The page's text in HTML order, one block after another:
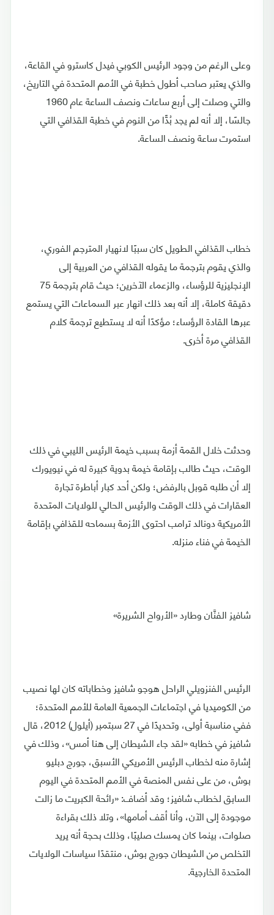
وعلى الرغم من وجود الرئيس الكوبي فيدل كاسترو في القاعة،
والذي يعتبر صاحب أطول خطبة في الأمم المتحدة في التاريخ،
والتي وصلت إلى أربع ساعات ونصف الساعة عام 1960
جالسًا، إلا أنه لم يجد بُدًّا من النوم في خطبة القذافي التي
استمرت ساعة ونصف الساعة.
خطاب القذافي الطويل كان سببًا لانهيار المترجم الفوري،
والذي يقوم بترجمة ما يقوله القذافي من العربية إلى
الإنجليزية للرؤساء، والزعماء الآخرين؛ حيث قام بترجمة 75
دقيقة كاملة، إلا أنه بعد ذلك انهار عبر السماعات التي يستمع
عبرها القادة الرؤساء؛ مؤكدًا أنه لا يستطيع ترجمة كلام
القذافي مرة أخرى.
وحدثت خلال القمة أزمة بسبب خيمة الرئيس الليبي في ذلك
الوقت، حيث طالب بإقامة خيمة بدوية كبيرة له في نيويورك
إلا أن طلبه قوبل بالرفض؛ ولكن أحد كبار أباطرة تجارة
العقارات في ذلك الوقت والرئيس الحالي للولايات المتحدة
الأمريكية دونالد ترامب احتوى الأزمة بسماحه للقذافي بإقامة
الخيمة في فناء منزله.
شافيز الفنَّان وطارد «الأرواح الشريرة»
الرئيس الفنزويلي الراحل هوجو شافيز وخطاباته كان لها نصيب
من الكوميديا في اجتماعات الجمعية العامة للأمم المتحدة؛
ففي مناسبة أولى، وتحديدًا في 27 سبتمبر (أيلول) 2012، قال
شافيز في خطابه «لقد جاء الشيطان إلى هنا أمس»، وذلك في
إشارة منه لخطاب الرئيس الأمريكي الأسبق، جورج دبليو
بوش، من على نفس المنصة في الأمم المتحدة في اليوم
السابق لخطاب شافيز؛ وقد أضاف: «رائحة الكبريت ما زالت
موجودة إلى الآن، وأنا أقف أمامها»، وتلا ذلك بقراءة
صلوات، بينما كان يمسك صليبًا، وذلك بحجة أنه يريد
التخلص من الشيطان جورج بوش، منتقدًا سياسات الولايات
المتحدة الخارجية.